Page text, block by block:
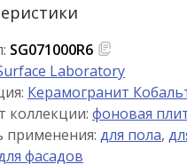
SG071000R6
Laboratory
Керамогранит
коллекции: фоновая
применения: для пола,
фасадов